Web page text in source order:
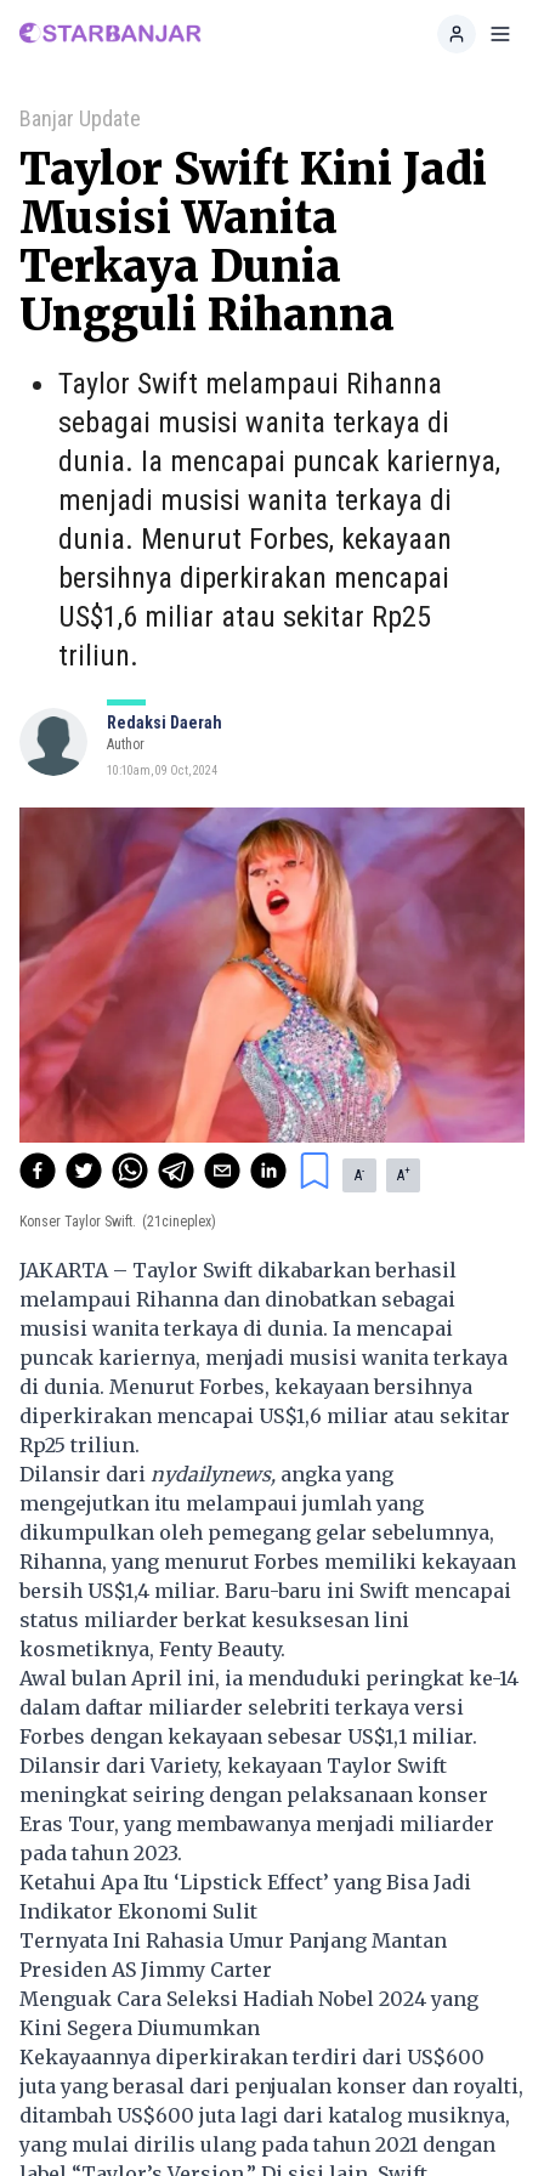
Home
Banjar Update
Taylor Swift Kini Jadi
Musisi Wanita
Terkaya Dunia
Ungguli Rihanna
Taylor Swift melampaui Rihanna
sebagai musisi wanita terkaya di
dunia. Ia mencapai puncak kariernya,
menjadi musisi wanita terkaya di
dunia. Menurut Forbes, kekayaan
bersihnya diperkirakan mencapai
US$1,6 miliar atau sekitar Rp25
triliun.
Redaksi Daerah
Author
10:10am, 09 Oct, 2024
A- A+
Konser Taylor Swift. (21cineplex)
JAKARTA – Taylor Swift dikabarkan berhasil
melampaui Rihanna dan dinobatkan sebagai
musisi wanita terkaya di dunia. Ia mencapai
puncak kariernya, menjadi musisi wanita terkaya
di dunia. Menurut Forbes, kekayaan bersihnya
diperkirakan mencapai US$1,6 miliar atau sekitar
Rp25 triliun.
Dilansir dari nydailynews, angka yang
mengejutkan itu melampaui jumlah yang
dikumpulkan oleh pemegang gelar sebelumnya,
Rihanna, yang menurut Forbes memiliki kekayaan
bersih US$1,4 miliar. Baru-baru ini Swift mencapai
status miliarder berkat kesuksesan lini
kosmetiknya, Fenty Beauty.
Awal bulan April ini, ia menduduki peringkat ke-14
dalam daftar miliarder selebriti terkaya versi
Forbes dengan kekayaan sebesar US$1,1 miliar.
Dilansir dari Variety, kekayaan Taylor Swift
meningkat seiring dengan pelaksanaan konser
Eras Tour, yang membawanya menjadi miliarder
pada tahun 2023.
Ketahui Apa Itu ‘Lipstick Effect’ yang Bisa Jadi
Indikator Ekonomi Sulit
Ternyata Ini Rahasia Umur Panjang Mantan
Presiden AS Jimmy Carter
Menguak Cara Seleksi Hadiah Nobel 2024 yang
Kini Segera Diumumkan
Kekayaannya diperkirakan terdiri dari US$600
juta yang berasal dari penjualan konser dan royalti,
ditambah US$600 juta lagi dari katalog musiknya,
yang mulai dirilis ulang pada tahun 2021 dengan